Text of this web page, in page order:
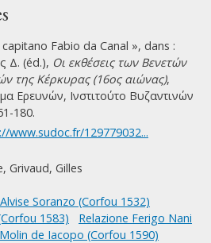
Fabio da Canal », dans :
Δ. (éd.), Οι εκθέσεις των Βενετών
της Κέρκυρας (16ος αιώνας),
Ερευνών, Ινστιτούτο Βυζαντινών
180.
www.sudoc.fr/129779032...
Grivaud, Gilles
Soranzo (Corfou 1532)
1583)
Relazione Ferigo Nani
de Iacopo (Corfou 1590)